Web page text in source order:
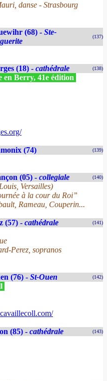
danse - Strasbourg
(68) - Ste-
(137)
(18) - cathédrale (138)
en Berry, 41e édition
(74) (139)
(05) - collegiale (140)
Versailles)
à la cour du Roi”
Rameau, Couperin...
(57) - cathédrale (141)
Perez, sopranos
(76) - St-Ouen (142)
(85) - cathédrale (143)